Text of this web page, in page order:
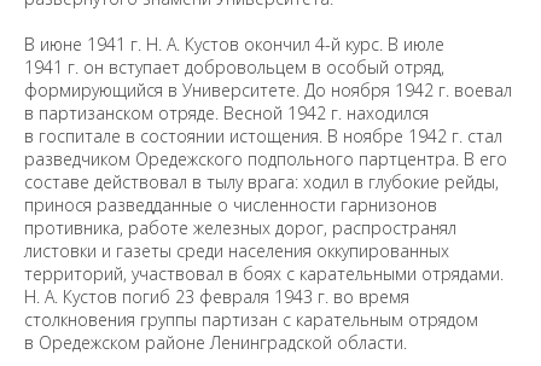
В июне 1941 г. Н. А. Кустов окончил 4-й курс. В июле
1941 г. он вступает добровольцем в особый отряд,
формирующийся в Университете. До ноября 1942 г. воевал
в партизанском отряде. Весной 1942 г. находился
в госпитале в состоянии истощения. В ноябре 1942 г. стал
разведчиком Оредежского подпольного партцентра. В его
составе действовал в тылу врага: ходил в глубокие рейды,
принося разведданные о численности гарнизонов
противника, работе железных дорог, распространял
листовки и газеты среди населения оккупированных
территорий, участвовал в боях с карательными отрядами.
Н. А. Кустов погиб 23 февраля 1943 г. во время
столкновения группы партизан с карательным отрядом
в Оредежском районе Ленинградской области.